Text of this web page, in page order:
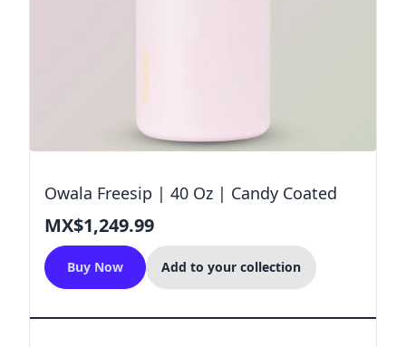
Owala Freesip | 40 Oz | Candy Coated
MX$1,249.99
Buy Now Add to your collection